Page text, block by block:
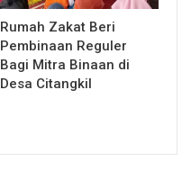
Rumah Zakat Beri
Pembinaan Reguler
Bagi Mitra Binaan di
Desa Citangkil